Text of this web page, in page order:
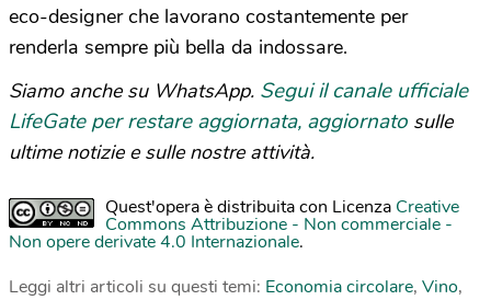
eco-designer che lavorano costantemente per
renderla sempre più bella da indossare.
Siamo anche su WhatsApp. Segui il canale ufficiale
LifeGate per restare aggiornata, aggiornato sulle
ultime notizie e sulle nostre attività.
Quest'opera è distribuita con Licenza Creative
Commons Attribuzione - Non commerciale -
Non opere derivate 4.0 Internazionale.
Leggi altri articoli su questi temi: Economia circolare, Vino,